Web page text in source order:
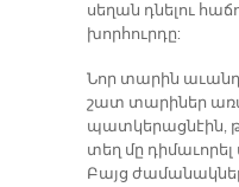
սեղան դնելու
խորհուրդը:
Նոր տարին
շատ տարիներ
պատկերացնէին,
տեղ մը
Բայց